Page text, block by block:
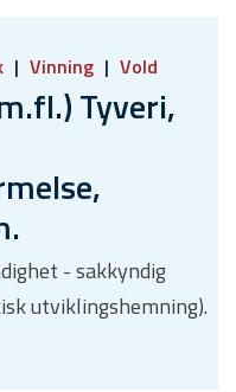
Vinning Vold
Tyveri,
- sakkyndig
utviklingshemning).